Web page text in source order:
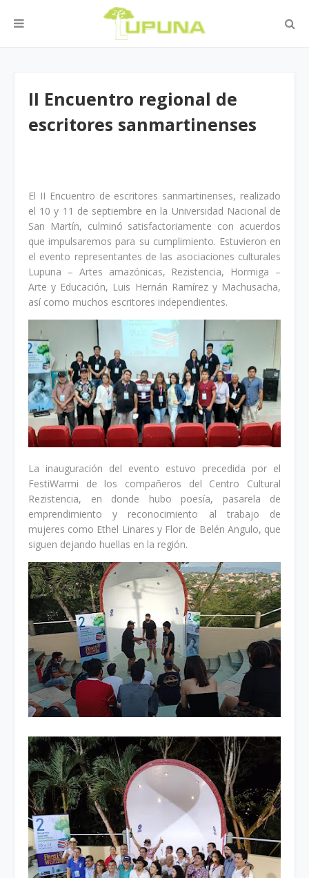
II Encuentro regional de
escritores sanmartinenses
El II Encuentro de escritores sanmartinenses, realizado
el 10 y 11 de septiembre en la Universidad Nacional de
San Martín, culminó satisfactoriamente con acuerdos
que impulsaremos para su cumplimiento. Estuvieron en
el evento representantes de las asociaciones culturales
Lupuna – Artes amazónicas, Rezistencia, Hormiga –
Arte y Educación, Luis Hernán Ramírez y Machusacha,
así como muchos escritores independientes.
La inauguración del evento estuvo precedida por el
FestiWarmi de los compañeros del Centro Cultural
Rezistencia, en donde hubo poesía, pasarela de
emprendimiento y reconocimiento al trabajo de
mujeres como Ethel Linares y Flor de Belén Angulo, que
siguen dejando huellas en la región.